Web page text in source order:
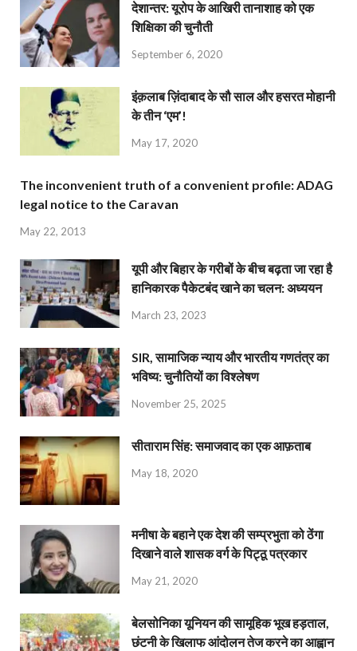
देशान्‍तर: यूरोप के आखिरी तानाशाह को एक
शिक्षिका की चुनौती
September 6, 2020
इंक़लाब ज़िंदाबाद के सौ साल और हसरत मोहानी
के तीन ‘एम’!
May 17, 2020
The inconvenient truth of a convenient profile: ADAG
legal notice to the Caravan
May 22, 2013
यूपी और बिहार के गरीबों के बीच बढ़ता जा रहा है
हानिकारक पैकेटबंद खाने का चलन: अध्ययन
March 23, 2023
SIR, सामाजिक न्याय और भारतीय गणतंत्र का
भविष्य: चुनौतियों का विश्लेषण
November 25, 2025
सीताराम सिंह: समाजवाद का एक आफ़ताब
May 18, 2020
मनीषा के बहाने एक देश की सम्प्रभुता को ठेंगा
दिखाने वाले शासक वर्ग के पिट्ठू पत्रकार
May 21, 2020
बेलसोनिका यूनियन की सामूहिक भूख हड़ताल,
छंटनी के खिलाफ आंदोलन तेज करने का आह्वान